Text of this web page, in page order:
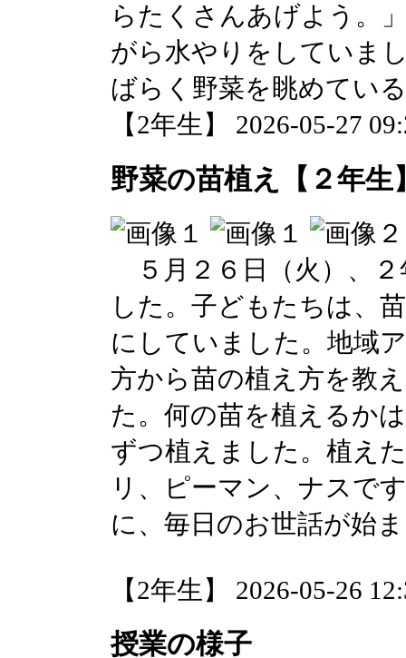
らたくさんあげよう。
がら水やりをしていま
ばらく野菜を眺めてい
【2年生】 2026-05-27
野菜の苗植え【２年生
５月２６日（火）、
した。子どもたちは、
にしていました。地域
方から苗の植え方を教
た。何の苗を植えるか
ずつ植えました。植え
リ、ピーマン、ナスで
に、毎日のお世話が始
【2年生】 2026-05-26
授業の様子